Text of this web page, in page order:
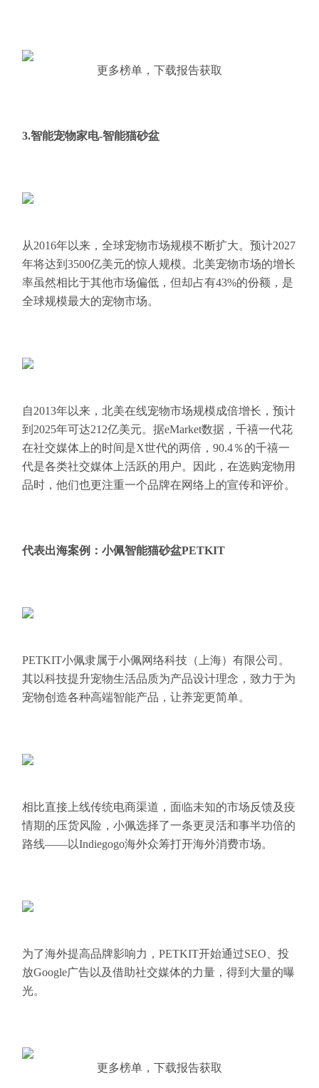
更多榜单，下载报告获取
3.智能宠物家电-智能猫砂盆
从2016年以来，全球宠物市场规模不断扩大。预计2027
年将达到3500亿美元的惊人规模。北美宠物市场的增长
率虽然相比于其他市场偏低，但却占有43%的份额，是
全球规模最大的宠物市场。
自2013年以来，北美在线宠物市场规模成倍增长，预计
到2025年可达212亿美元。据eMarket数据，千禧一代花
在社交媒体上的时间是X世代的两倍，90.4％的千禧一
代是各类社交媒体上活跃的用户。因此，在选购宠物用
品时，他们也更注重一个品牌在网络上的宣传和评价。
代表出海案例：小佩智能猫砂盆PETKIT
PETKIT小佩隶属于小佩网络科技（上海）有限公司。
其以科技提升宠物生活品质为产品设计理念，致力于为
宠物创造各种高端智能产品，让养宠更简单。
相比直接上线传统电商渠道，面临未知的市场反馈及疫
情期的压货风险，小佩选择了一条更灵活和事半功倍的
路线——以Indiegogo海外众筹打开海外消费市场。
为了海外提高品牌影响力，PETKIT开始通过SEO、投
放Google广告以及借助社交媒体的力量，得到大量的曝
光。
更多榜单，下载报告获取